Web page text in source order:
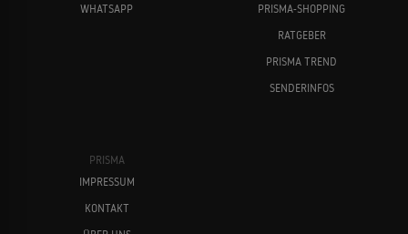
WHATSAPP
PRISMA-SHOPPING
RATGEBER
PRISMA TREND
SENDERINFOS
PRISMA
IMPRESSUM
KONTAKT